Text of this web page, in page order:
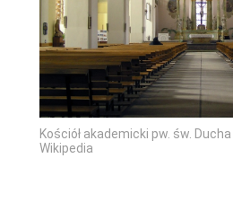
Kościół akademicki pw. św.
Wikipedia